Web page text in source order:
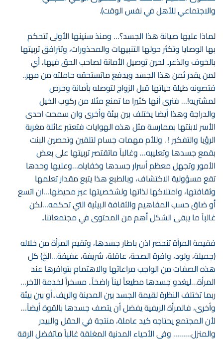
والاجتماعي للأهل في نفس الوقت).
لماذا عليها صيانة هذا الجسد؟… ومنذ سنينها الأولى تتحكم
بها الوصايا وتكثر حولها التنبيهات والمحذورات، وتترافق تربيتها
بالخوف والذعر.. لحين توصيل الأمانة لصاحب الحق فيها، أي
لمن يقدر ثمن هذا الجسد ويدفع ماتستحقه حاملته من مهر..
فتصونه طيلة حياتها قبل الزواج لتوصله بأمانة وحرص
لمشتريه!… فنرى أنها كثيرا ما تمنع مثلا من ركوب الخيل
والدراجة وهذا أيضا يختلف بين بيئة وأخرى وان سمحت احدى
الأسر لابنتها بممارسة مثل هذه الهوايات فتعتبر عائلة مغربة
الرؤيا والتفكير ! . وللأم مهمات جسام لتلقين وتحصين البنت
بقمع جسدها وتعليبه… وغالباً ماتقتصر تربيتها على بعض
الأمور وتجهل معظم أسرار جسدها وخفاياه…وعليها وحدها
تقع مسؤولية الاكتشاف، وبالطبع هذا يتبع مقدار تعلمها
وثقافتها، وامتلاكها لذاتها ولشخصيتها عبر محيطها…ان اتسع
أو ضاق حسب المفاهيم والثقافة البيئية التي تحكمه…لكن
غالباً ما يبقى الشكل أهم من المحتوى في مجتمعاتنا..
فقيمة المرأة تنحصر اذن باطار جسدها، وتقيم المرأة من خلاله
(جميلة، ولود، وافرة الصحة، عاقلة، شريفة، عفيفة…الخ) كل
هذه الصفات من الواجب مراعاتها والاهتمام بتوافرها عند
المرأة…ليغدو جسدها مطيعاً ليناً راضخاً.. مسخراً لخدمة الآخر…
ربما تختلف النظرة لقيمة الجسد بين المدينة والريف..أو بين بيئة
وأخرى، فالمرأة الريفية يفضل أن يتصف جسدها بالقوة أيضاً…
لأن المجتمع يحتاجه كيد عاملة، منتجة في الحقل والبيدر
والمنزل……… وفي الأحياء المدنية المغلقة غالباً ماتفضل الرقة